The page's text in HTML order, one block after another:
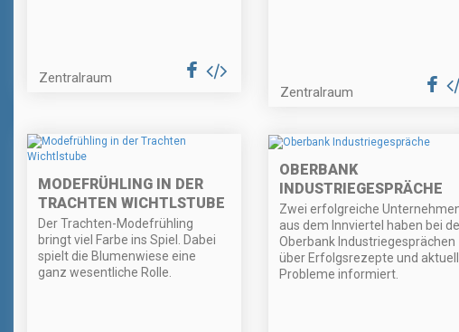
Zentralraum
Zentralraum
MODEFRÜHLING IN DER
TRACHTEN WICHTLSTUBE
Der Trachten-Modefrühling
bringt viel Farbe ins Spiel. Dabei
spielt die Blumenwiese eine
ganz wesentliche Rolle.
OBERBANK
INDUSTRIEGESPRÄCHE
Zwei erfolgreiche
aus dem Innviertel haben bei
Oberbank Industriegesprächen
über Erfolgsrezepte und
Probleme informiert.